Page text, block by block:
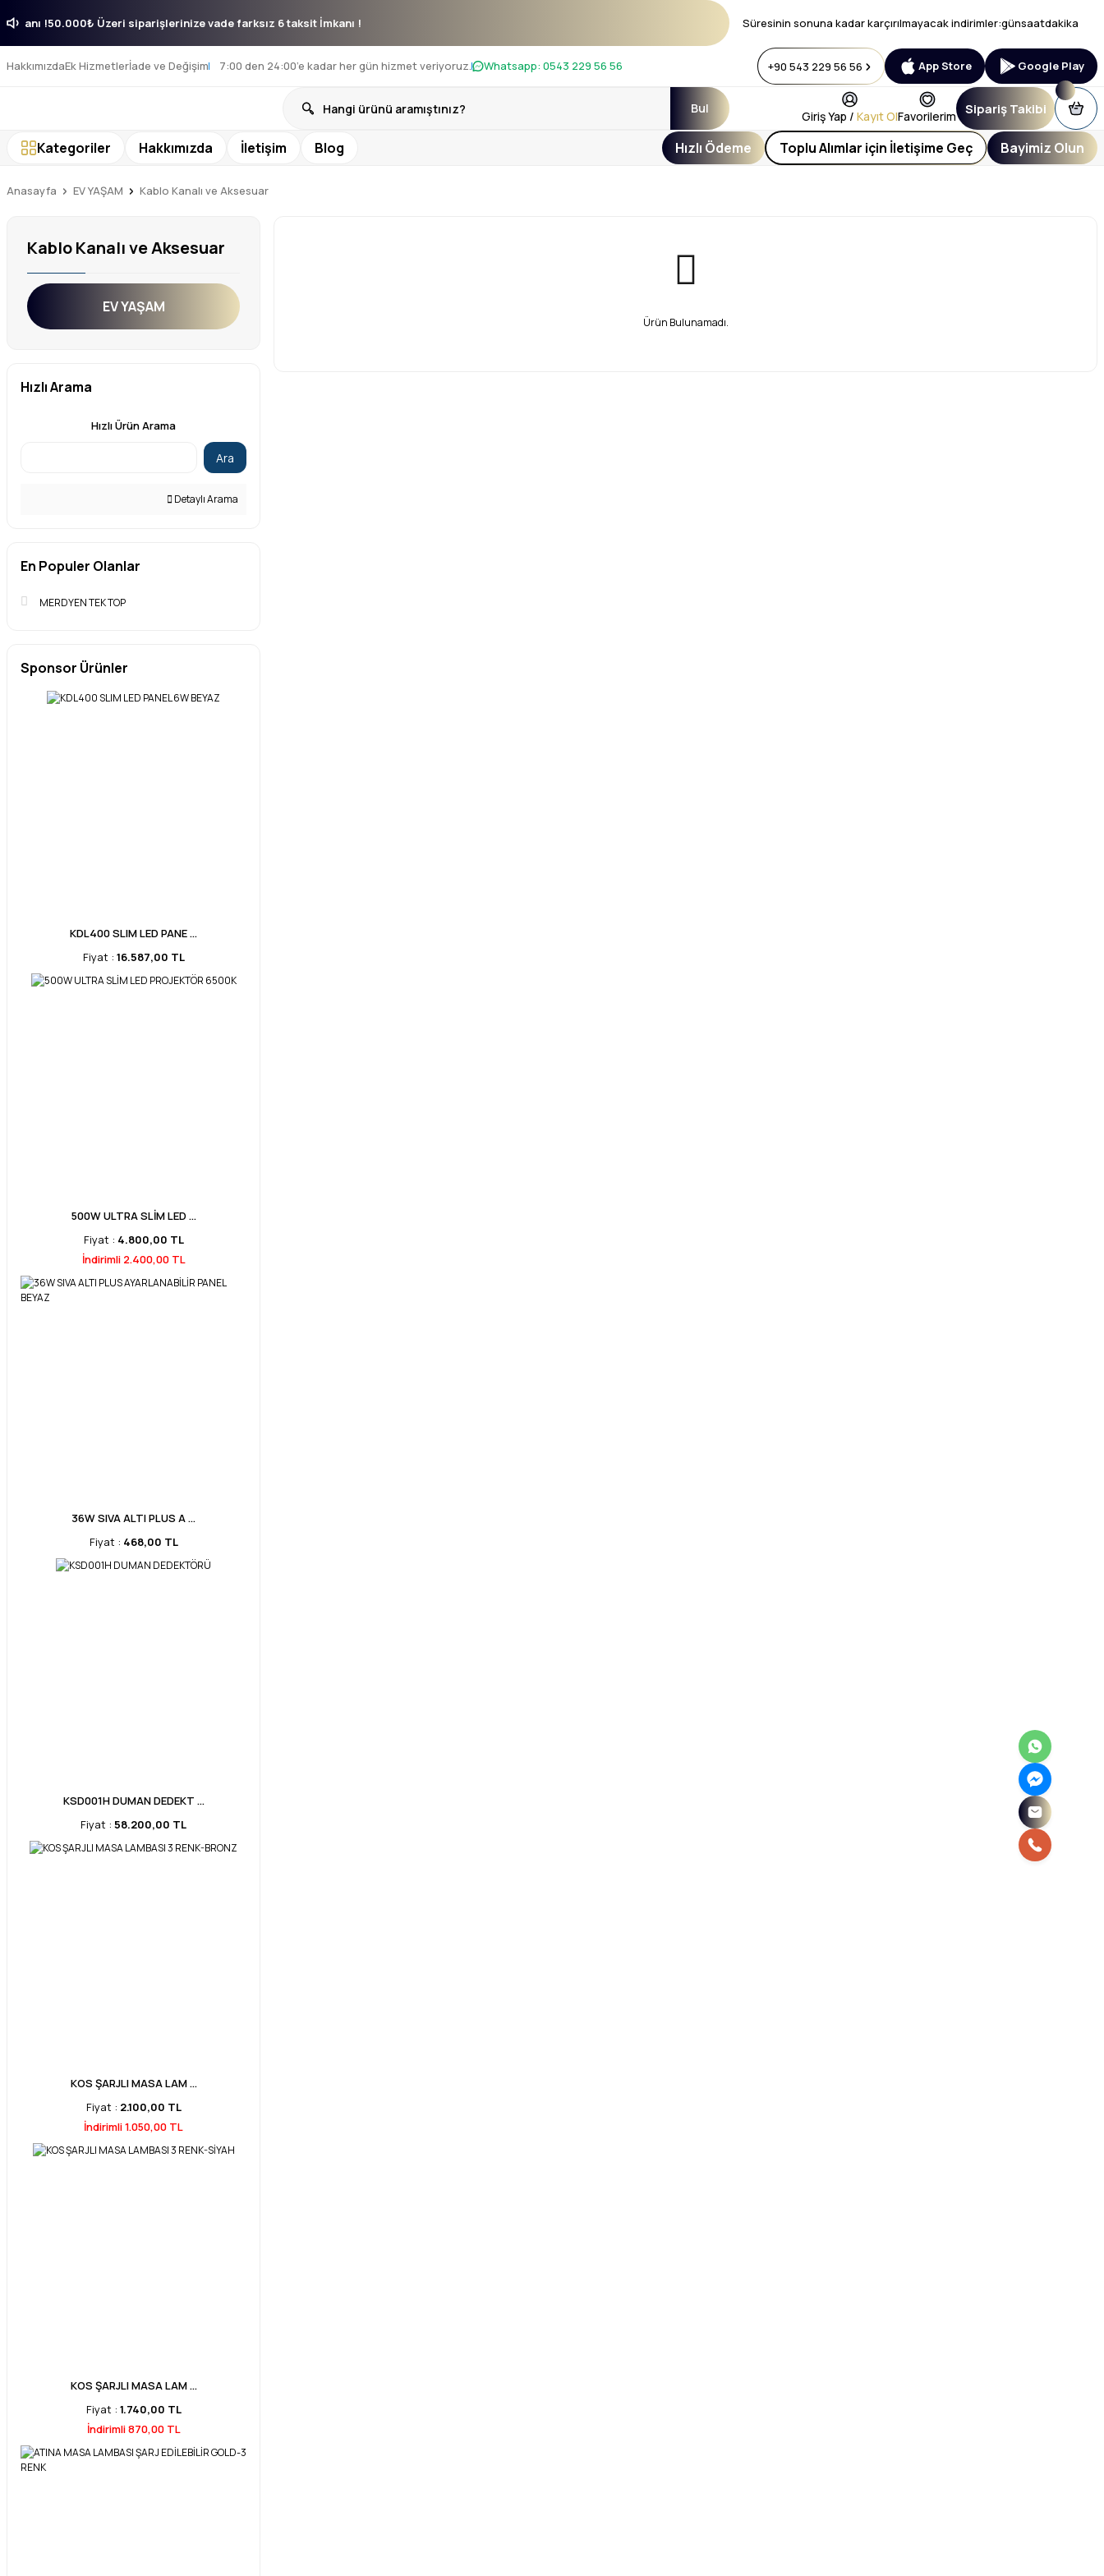
taksit İmkanı !50.000₺ Üzeri siparişlerinize vade farksız 6 taksit İmkanı ! Süresinin sonuna kadar karçırılmayacak indirimler:günsaatdakika
HakkımızdaEk Hizmetlerİade ve Değişim 7:00 den 24:00’e kadar her gün hizmet veriyoruz. Whatsapp: 0543 229 56 56 +90 543 229 56 56 App Store Google Play
Bul
Giriş Yap / Kayıt OlFavorilerim Sipariş Takibi
Kategoriler Hakkımızda İletişim Blog Hızlı Ödeme Toplu Alımlar için İletişime Geç Bayimiz Olun
Anasayfa EV YAŞAM Kablo Kanalı ve Aksesuar
Kablo Kanalı ve Aksesuar
EV YAŞAM
Hızlı Arama
Hızlı Ürün Arama
Ara
Detaylı Arama
En Populer Olanlar
MERDYEN TEK TOP
Sponsor Ürünler
KDL400 SLIM LED PANE ...
Fiyat : 16.587,00 TL
500W ULTRA SLİM LED ...
Fiyat : 4.800,00 TL
İndirimli 2.400,00 TL
36W SIVA ALTI PLUS A ...
Fiyat : 468,00 TL
KSD001H DUMAN DEDEKT ...
Fiyat : 58.200,00 TL
KOS ŞARJLI MASA LAM ...
Fiyat : 2.100,00 TL
İndirimli 1.050,00 TL
KOS ŞARJLI MASA LAM ...
Fiyat : 1.740,00 TL
İndirimli 870,00 TL
Ürün Bulunamadı.